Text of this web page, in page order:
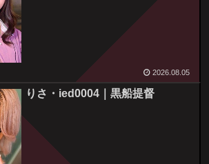
2026.08.05
りさ・ied0004｜黒船提督